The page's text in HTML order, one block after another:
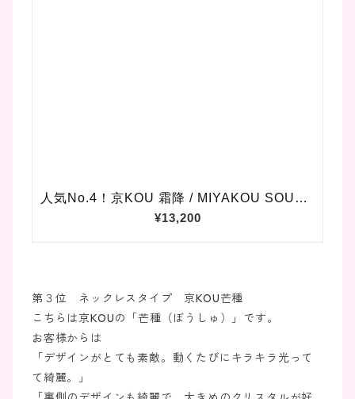
第３位 ネックレスタイプ 京KOU芒種
こちらは京KOUの「芒種（ぼうしゅ）」です。
お客様からは
「デザインがとても素敵。動くたびにキラキラ光って
て綺麗。」